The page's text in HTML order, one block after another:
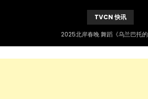
TVCN 快讯
2025北岸春晚 舞蹈《乌兰巴托的